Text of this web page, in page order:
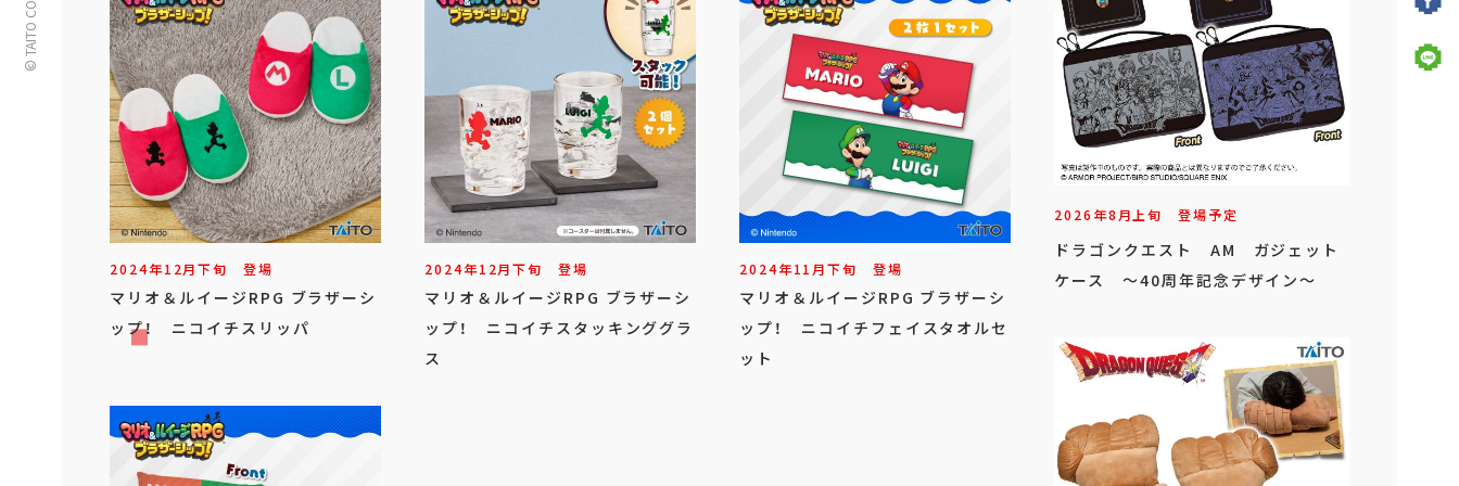
2024年12月下旬 登場
マリオ＆ルイージRPG ブラザーシ
ップ！ ニコイチスリッパ
2024年12月下旬 登場
マリオ＆ルイージRPG ブラザーシ
ップ！ ニコイチスタッキンググラ
ス
2024年11月下旬 登場
マリオ＆ルイージRPG ブラザーシ
ップ！ ニコイチフェイスタオルセ
ット
2026年8月上旬 登場予定
ドラゴンクエスト AM ガジェット
ケース ～40周年記念デザイン～